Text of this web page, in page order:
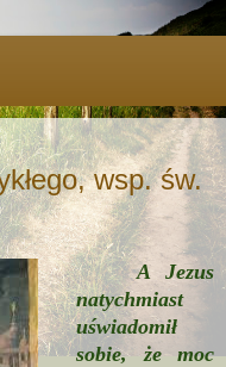
wsp. św.
A Jezus
natychmiast
uświadomił
sobie, że moc